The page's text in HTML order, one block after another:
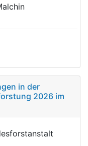
in der
2026 im